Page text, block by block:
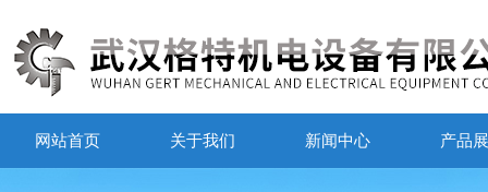
网站首页 关于我们 新闻中心 产品